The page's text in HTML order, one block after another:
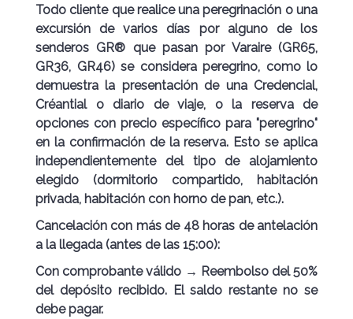
Todo cliente que realice una peregrinación o una
excursión de varios días por alguno de los
senderos GR® que pasan por Varaire (GR65,
GR36, GR46) se considera peregrino, como lo
demuestra la presentación de una Credencial,
Créantial o diario de viaje, o la reserva de
opciones con precio específico para "peregrino"
en la confirmación de la reserva. Esto se aplica
independientemente del tipo de alojamiento
elegido (dormitorio compartido, habitación
privada, habitación con horno de pan, etc.).
Cancelación con más de 48 horas de antelación
a la llegada (antes de las 15:00):
Con comprobante válido → Reembolso del 50%
del depósitorecibido. El saldo restante no se
debe pagar.